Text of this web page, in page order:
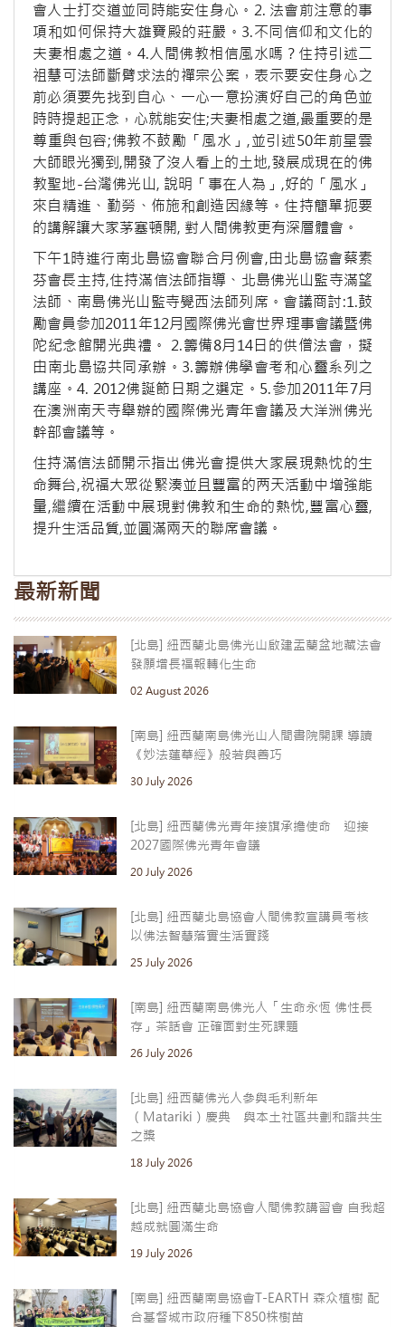
會人士打交道並同時能安住身心。2. 法會前注意的事
項和如何保持大雄寶殿的莊嚴。3.不同信仰和文化的
夫妻相處之道。4.人間佛教相信風水嗎？住持引述二
祖慧可法師斷臂求法的禪宗公案，表示要安住身心之
前必須要先找到自心、一心一意扮演好自己的角色並
時時提起正念，心就能安住;夫妻相處之道,最重要的是
尊重與包容;佛教不鼓勵「風水」,並引述50年前星雲
大師眼光獨到,開發了沒人看上的土地,發展成現在的佛
教聖地-台灣佛光山, 說明「事在人為」,好的「風水」
來自精進、勤勞、佈施和創造因緣等。住持簡單扼要
的講解讓大家茅塞頓開, 對人間佛教更有深層體會。
下午1時進行南北島協會聯合月例會,由北島協會蔡素
芬會長主持,住持滿信法師指導、北島佛光山監寺滿望
法師、南島佛光山監寺覺西法師列席。會議商討:1.鼓
勵會員參加2011年12月國際佛光會世界理事會議暨佛
陀紀念館開光典禮。 2.籌備8月14日的供僧法會，擬
由南北島協共同承辦。3.籌辦佛學會考和心靈系列之
講座。4. 2012佛誕節日期之選定。5.參加2011年7月
在澳洲南天寺舉辦的國際佛光青年會議及大洋洲佛光
幹部會議等。
住持滿信法師開示指出佛光會提供大家展現熱忱的生
命舞台,祝福大眾從緊湊並且豐富的两天活動中增強能
量,繼續在活動中展現對佛教和生命的熱忱,豐富心靈,
提升生活品質,並圓滿兩天的聯席會議。
最新新聞
[北島] 紐西蘭北島佛光山啟建盂蘭盆地藏法會
發願增長福報轉化生命
02 August 2026
[南島] 紐西蘭南島佛光山人間書院開課 導讀
《妙法蓮華經》般若與善巧
30 July 2026
[北島] 紐西蘭佛光青年接旗承擔使命 迎接
2027國際佛光青年會議
20 July 2026
[北島] 紐西蘭北島協會人間佛教宣講員考核
以佛法智慧落實生活實踐
25 July 2026
[南島] 紐西蘭南島佛光人「生命永恆 佛性長
存」茶話會 正確面對生死課題
26 July 2026
[北島] 紐西蘭佛光人參與毛利新年
（Matariki）慶典 與本土社區共劃和諧共生
之槳
18 July 2026
[北島] 紐西蘭北島協會人間佛教講習會 自我超
越成就圓滿生命
19 July 2026
[南島] 紐西蘭南島協會T-EARTH 森众植樹 配
合基督城市政府種下850株樹苗